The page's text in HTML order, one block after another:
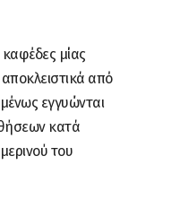
καφέδες μίας
από
εγγυώνται
κατά
του